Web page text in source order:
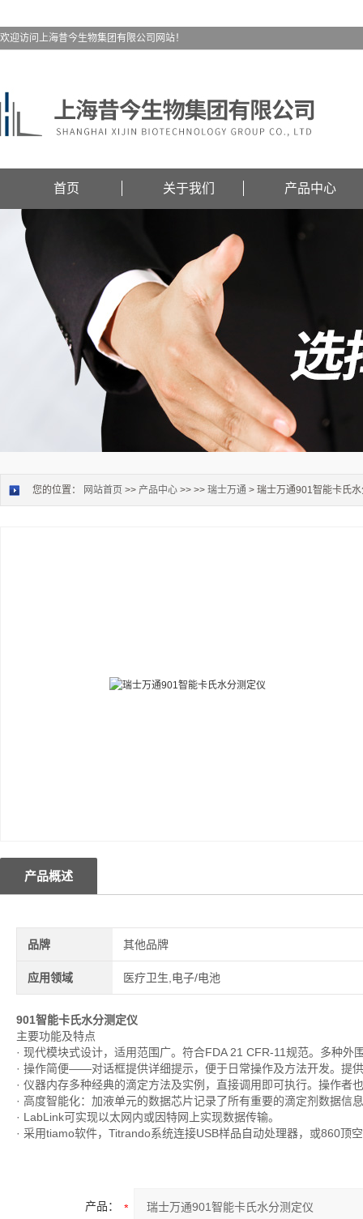
欢迎访问上海昔今生物集团有限公司网站！
首页 关于我们 产品中心
您的位置： 网站首页 >> 产品中心 >> >> 瑞士万通 > 瑞士万通901智能卡氏
产品概述
品牌 其他品牌
应用领域 医疗卫生,电子/电池
901智能卡氏水分测定仪
主要功能及特点
· 现代模块式设计，适用范围广。符合FDA 21 CFR-11规范。多种外
· 操作简便——对话框提供详细提示，便于日常操作及方法开发。提
· 仪器内存多种经典的滴定方法及实例，直接调用即可执行。操作
· 高度智能化：加液单元的数据芯片记录了所有重要的滴定剂数据信
· LabLink可实现以太网内或因特网上实现数据传输。
· 采用tiamo软件，Titrando系统连接USB样品自动处理器，或860顶
产品：